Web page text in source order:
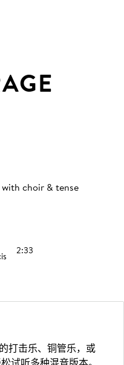
choir & tense
2:33
打击乐、铜管乐，或